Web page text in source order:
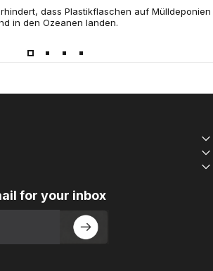
dass Plastikflaschen auf Mülldeponien
in den Ozeanen landen.
for your inbox